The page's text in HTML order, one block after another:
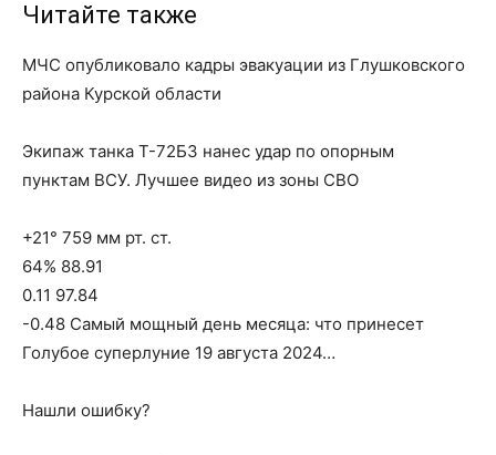
Читайте также
МЧС опубликовало кадры эвакуации из Глушковского
района Курской области
Экипаж танка Т-72БЗ нанес удар по опорным
пунктам ВСУ. Лучшее видео из зоны СВО
+21° 759 мм рт. ст.
64% 88.91
0.11 97.84
-0.48 Самый мощный день месяца: что принесет
Голубое суперлуние 19 августа 2024…
Нашли ошибку?